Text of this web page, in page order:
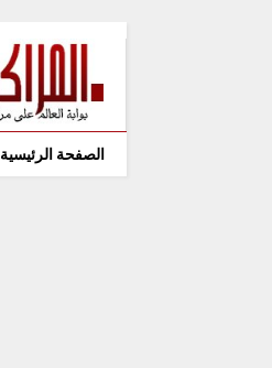
الصفحة الرئيسية